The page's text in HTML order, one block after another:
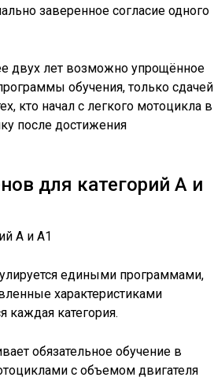
заверенное согласие одного
двух лет возможно упрощённое
обучения, только сдачей
кто начал с легкого мотоцикла в
после достижения
для категорий А и
едиными программами,
характеристиками
каждая категория.
обязательное обучение в
с объемом двигателя